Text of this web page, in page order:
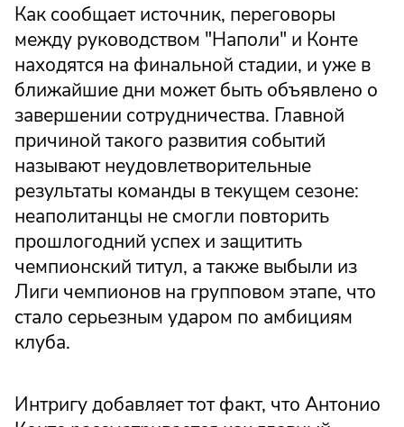
Как сообщает источник, переговоры
между руководством "Наполи" и Конте
находятся на финальной стадии, и уже в
ближайшие дни может быть объявлено о
завершении сотрудничества. Главной
причиной такого развития событий
называют неудовлетворительные
результаты команды в текущем сезоне:
неаполитанцы не смогли повторить
прошлогодний успех и защитить
чемпионский титул, а также выбыли из
Лиги чемпионов на групповом этапе, что
стало серьезным ударом по амбициям
клуба.
Интригу добавляет тот факт, что Антонио